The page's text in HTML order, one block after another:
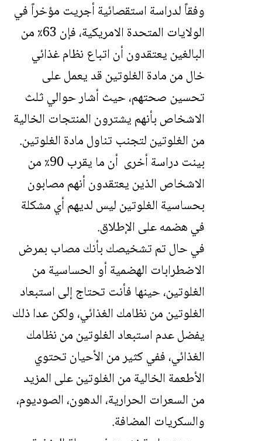
وفقاً لدراسة استقصائية أجريت مؤخراً في
الولايات المتحدة الامريكية، فإن 63٪ من
البالغين يعتقدون أن اتباع نظام غذائي
خال من مادة الغلوتين قد يعمل على
تحسين صحتهم، حيث أشار حوالي ثلث
الاشخاص بأنهم يشترون المنتجات الخالية
من الغلوتين لتجنب تناول مادة الغلوتين.
بينت دراسة أخرى أن ما يقرب 90٪ من
الاشخاص الذين يعتقدون أنهم مصابون
بحساسية الغلوتين ليس لديهم أي مشكلة
في هضمه على الإطلاق.
في حال تم تشخيصك بأنك مصاب بمرض
الاضطرابات الهضمية أو الحساسية من
الغلوتين، حينها فأنت تحتاج إلى استبعاد
الغلوتين من نظامك الغذائي، ولكن عدا ذلك
يفضل عدم استبعاد الغلوتين من نظامك
الغذائي، ففي كثير من الأحيان تحتوي
الأطعمة الخالية من الغلوتين على المزيد
من السعرات الحرارية، الدهون، الصوديوم،
والسكريات المضافة.